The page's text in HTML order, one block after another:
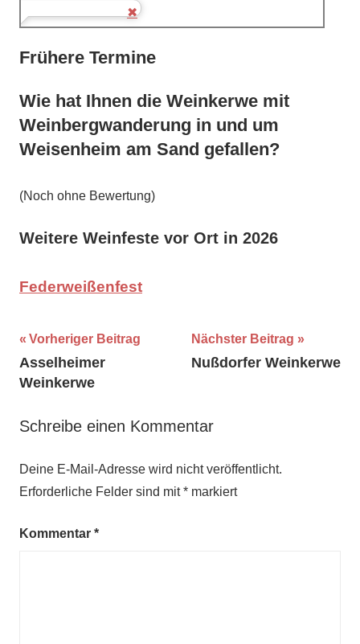
Frühere Termine
Wie hat Ihnen die Weinkerwe mit
Weinbergwanderung in und um
Weisenheim am Sand gefallen?
(Noch ohne Bewertung)
Weitere Weinfeste vor Ort in 2026
Federweißenfest
Schlagwörter:
August,
Sommer,
Beitragsnavigation
Vorheriger Beitrag
Asselheimer
Weinkerwe
Nächster Beitrag
Nußdorfer Weinkerwe
Schreibe einen Kommentar
Deine E-Mail-Adresse wird nicht veröffentlicht.
Erforderliche Felder sind mit* markiert
Kommentar *